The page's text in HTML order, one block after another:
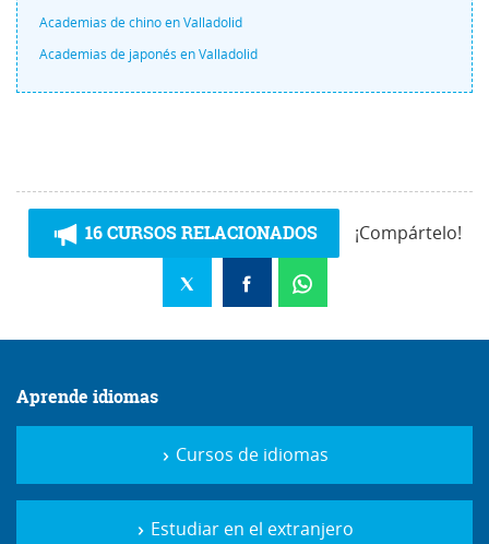
Academias de chino en Valladolid
Academias de japonés en Valladolid
16 CURSOS RELACIONADOS ¡Compártelo!
Aprende idiomas
Cursos de idiomas
Estudiar en el extranjero